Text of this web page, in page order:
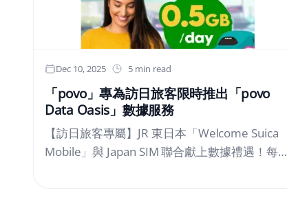
集中於特定時段與地點，若缺乏完善的規劃與管
理，極易造成配電線路過載、變壓器壽命縮短，
甚至影響供電穩定。 充電負載集中化，成為電網
新課題傳統用電需求多呈現相對穩定或可預測的
模式，但電動車充電行為卻具有高度即時性。根
據美國能源部（DOE）研究指出，若大量電動車
車主於下班後同時回家充電，住宅區尖峰負載可
能瞬間提高 20% 以上。這種集中負載現象，對
原本以民生用電為主的配電系統構成實質壓力。
Dec 10, 2025 5 min read
「povo」專為訪日旅客限時推出「povo
Data Oasis」數據服務
【訪日旅客專屬】JR 東日本「Welcome Suica
Mobile」與 Japan SIM 聯合獻上數據禮遇！每月